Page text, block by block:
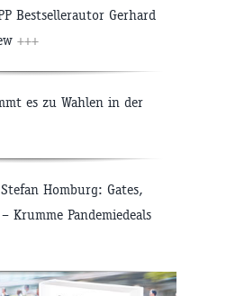
Bestsellerautor Gerhard
+++
es zu Wahlen in der
Homburg: Gates,
Krumme Pandemiedeals